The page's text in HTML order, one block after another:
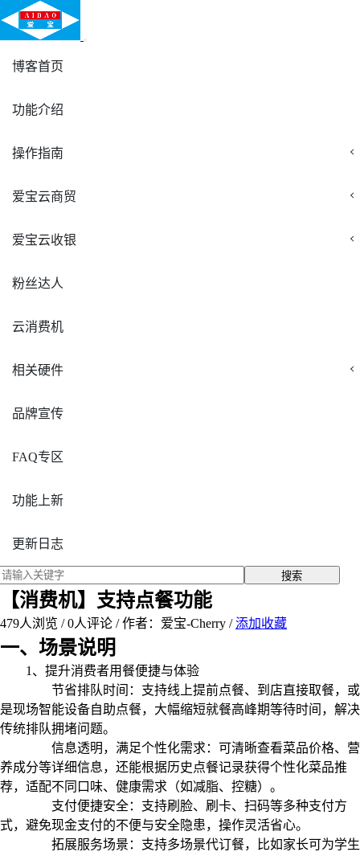
博客首页
功能介绍
操作指南
爱宝云商贸
爱宝云收银
粉丝达人
云消费机
相关硬件
品牌宣传
FAQ专区
功能上新
更新日志
搜索
【消费机】支持点餐功能
479人浏览 /0人评论 /作者：爱宝-Cherry /添加收藏
一、场景说明
1、提升消费者用餐便捷与体验‌
节省排队时间‌：支持线上提前点餐、到店直接取餐，或
是现场智能设备自助点餐，大幅缩短就餐高峰期等待时间，解决
传统排队拥堵问题。
‌信息透明，满足个性化需求‌：可清晰查看菜品价格、营
养成分等详细信息，还能根据历史点餐记录获得个性化菜品推
荐，适配不同口味、健康需求（如减脂、控糖）。
支付便捷安全‌：支持刷脸、刷卡、扫码等多种支付方
式，避免现金支付的不便与安全隐患，操作灵活省心。
‌拓展服务场景‌：支持多场景代订餐，比如家长可为学生